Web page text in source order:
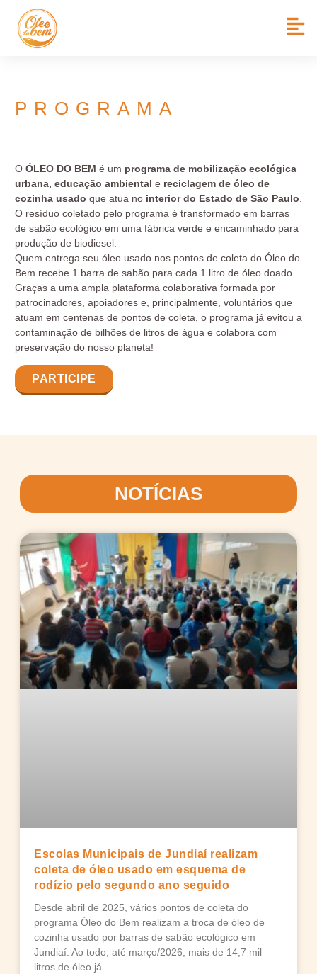
PROGRAMA
O ÓLEO DO BEM é um programa de mobilização ecológica
urbana, educação ambiental e reciclagem de óleo de
cozinha usado que atua no interior do Estado de São Paulo
O resíduo coletado pelo programa é transformado em barras
de sabão ecológico em uma fábrica verde e encaminhado para
produção de biodiesel.
Quem entrega seu óleo usado nos pontos de coleta do Óleo do
Bem recebe 1 barra de sabão para cada 1 litro de óleo doado.
Graças a uma ampla plataforma colaborativa formada por
patrocinadores, apoiadores e, principalmente, voluntários que
atuam em centenas de pontos de coleta, o programa já evitou a
contaminação de bilhões de litros de água e colabora com
preservação do nosso planeta!
PARTICIPE
NOTÍCIAS
Escolas Municipais de Jundiaí realizam
coleta de óleo usado em esquema de
rodízio pelo segundo ano seguido
Desde abril de 2025, vários pontos de coleta do
programa Óleo do Bem realizam a troca de óleo de
cozinha usado por barras de sabão ecológico em
Jundiaí. Ao todo, até março/2026, mais de 14,7 mil
litros de óleo já